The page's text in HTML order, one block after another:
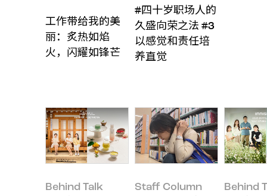
工作带给我的美
丽：炙热如焰
火，闪耀如锋芒
#四十岁职场人的
久盛向荣之法 #3
以感觉和责任培
养直觉
Behind Talk Staff Column Behind